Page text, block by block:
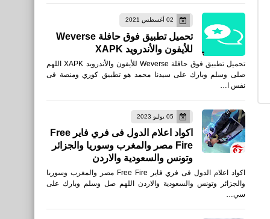
02 أغسطس 2021
تحميل تطبيق فوق حافلة Weverse
للأيفون والأندرويد XAPK
تحميل تطبيق فوق حافلة Weverse للأيفون والأندرويد XAPK اللهم
صلى وسلم وبارك على سيدنا محمد هو تطبيق كوري ومنصة فى
نفس ا…
05 يوليو 2023
اكواد اعلام الدول فى فري فاير Free
Fire مصر والمغرب وسوريا والجزائر
وتونس والسعودية والاردن
اكواد اعلام الدول فى فري فاير Free Fire مصر والمغرب وسوريا
والجزائر وتونس والسعودية والاردن اللهم صل وسلم وبارك على
سي…
تحميل لعبة عصابة حرب المافيا
Gang War Mafia للأيفون
والأندرويد XAPK
العاب
تحميل لعبة Gangstar نيو
أورليانز أوبن وورلد للأيفون
والأندرويد XAPK